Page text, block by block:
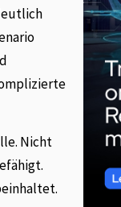
Nicht